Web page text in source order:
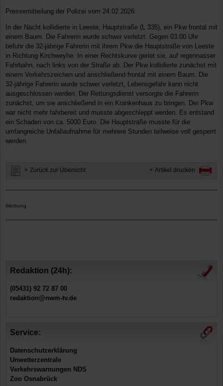
Pressemitteilung der Polizei vom 24.02.2026:
In der Nacht kollidierte in Leeste, Hauptstraße (L 335), ein Pkw frontal mit
einem Baum. Die Fahrerin wurde schwer verletzt. Gegen 03.00 Uhr
befuhr die 32-jährige Fahrerin mit ihrem Pkw die Hauptstraße von Leeste
in Richtung Kirchweyhe. In einer Rechtskurve geriet sie, auf regennasser
Fahrbahn, nach links von der Straße ab. Der Pkw kollidierte zunächst mit
einem Verkehrszeichen und anschließend frontal mit einem Baum. Die
32-jährige Fahrerin wurde schwer verletzt, Lebensgefahr kann nicht
ausgeschlossen werden. Der Rettungsdienst versorgte die Fahrerin
zunächst, um sie anschließend in ein Krankenhaus zu bringen. Der Pkw
war nicht mehr fahrbereit und musste abgeschleppt werden. Es entstand
ein Schaden von ca. 5000 Euro. Die Hauptstraße musste für die
umfangreiche Unfallaufnahme für mehrere Stunden teilweise voll gesperrt
werden.
Zurück zur Übersicht Artikel drucken
Werbung
Redaktion (24h):
(05431) 92 72 87 00
redaktion@nwm-tv.de
Service:
Datenschutzerklärung
Unwetterzentrale
Verkehrswarnungen NDS
Zoo Osnabrück